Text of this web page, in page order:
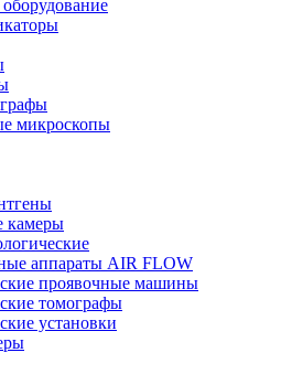
оборудование
микроскопы
камеры
аппараты AIR FLOW
проявочные машины
томографы
установки